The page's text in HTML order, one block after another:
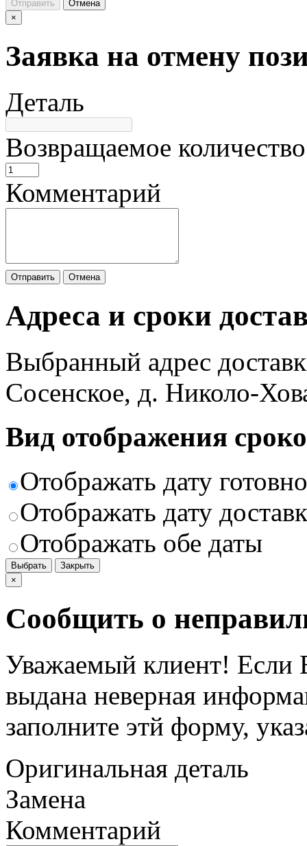
Отправить
Отмена
×
Заявка на отмену
Деталь
Возвращаемое количество
Комментарий
Отправить Отмена
Адреса и сроки
Выбранный адрес
Сосенское, д. Николо-
Вид отображения
Отображать дату
Отображать дату
Отображать обе даты
Выбрать
Закрыть
×
Сообщить о
Уважаемый клиент! Если
выдана неверная
заполните этй форму,
Оригинальная деталь
Замена
Комментарий